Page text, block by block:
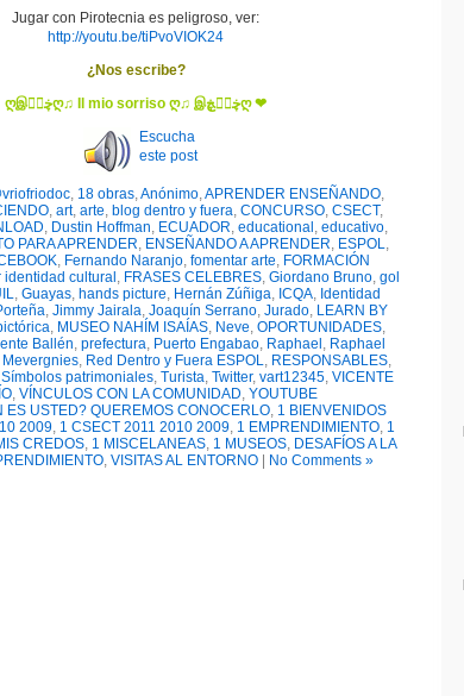
Jugar con Pirotecnia es peligroso, ver:
http://youtu.be/tiPvoVIOK24
¿Nos escribe?
ღஇڿڰۣღ♫ Il mio sorriso ღ♫ இڿڰۣڿღ ❤
Escucha
este post
, 18 obras,Anónimo,APRENDER ENSEÑANDO,
, art, arte, blog dentro y fuera, CONCURSO, CSECT,
, Dustin Hoffman, ECUADOR, educational , educativo,
PARA APRENDER, ENSEÑANDO A APRENDER, ESPOL,
, Fernando Naranjo, fomentar arte, FORMACIÓN
identidad cultural , FRASES CELEBRES, Giordano Bruno, gol
, Guayas, hands picture, Hernán Zúñiga, ICQA, Identidad
, Jimmy Jairala, Joaquín Serrano, Jurado, LEARN BY
, MUSEO NAHÍM ISAÍAS, Neve, OPORTUNIDADES,
Ballén, prefectura, Puerto Engabao, Raphael , Raphael
, Red Dentro y Fuera ESPOL, RESPONSABLES,
Símbolos patrimoniales, Turista, Twitter, vart12345, VICENTE
, VÍNCULOS CON LA COMUNIDAD, YOUTUBE
ES USTED? QUEREMOS CONOCERLO, 1 BIENVENIDOS
2009, 1 CSECT 2011 2010 2009, 1 EMPRENDIMIENTO, 1
CREDOS, 1 MISCELANEAS, 1 MUSEOS, DESAFÍOS A LA
, VISITAS AL ENTORNO No Comments »